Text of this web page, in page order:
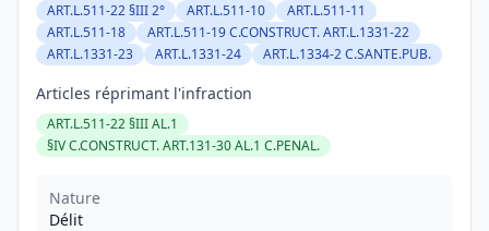
ART.L.511-22 §III 2° ART.L.511-10
ART.L.511-11
ART.L.511-18
ART.L.511-19 C.CONSTRUCT. ART.L.1331-22
ART.L.1331-23
ART.L.1331-24 ART.L.1334-2 C.SANTE.PUB.
Articles réprimant l'infraction
ART.L.511-22 §III AL.1
§IV C.CONSTRUCT. ART.131-30 AL.1 C.PENAL.
Nature
Délit